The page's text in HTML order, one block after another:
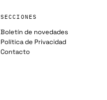
SECCIONES
Boletín de novedades
Política de Privacidad
Contacto